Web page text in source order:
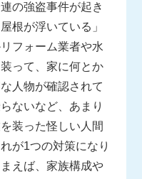
の強盗事件が起き
根が浮いている」
フォーム業者や水
って、家に何とか
人物が確認されて
ないなど、あまり
装った怪しい人間
が1つの対策になり
えば、家族構成や